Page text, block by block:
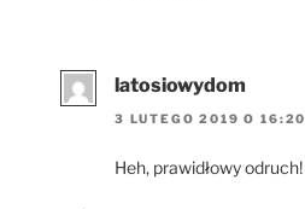
latosiowydom
3 LUTEGO 2019 O 16:20
Heh, prawidłowy odruch!